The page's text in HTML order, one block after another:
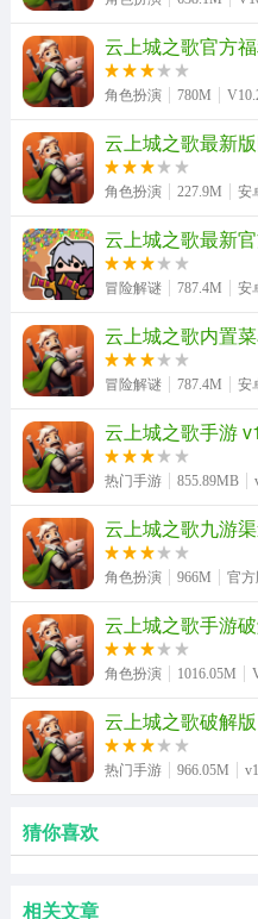
云上城之歌官方
角色扮演 780M
云上城之歌最新
角色扮演 227.9M 安
云上城之歌最新
冒险解谜 787.4M 安
云上城之歌内置
冒险解谜 787.4M 安
云上城之歌手游
热门手游 855.89MB
云上城之歌九游
角色扮演 966M 官方
云上城之歌手游
角色扮演 1016.05M
云上城之歌破解
热门手游 966.05M
猜你喜欢
相关文章